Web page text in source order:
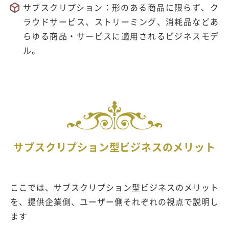
サブスクリプション：形のある商品に限らず、ク
ラウドサービス、ストリーミング、消耗品などあ
らゆる商品・サービスに適用されるビジネスモデ
ル。
サブスクリプション型ビジネスのメリット
ここでは、サブスクリプション型ビジネスのメリット
を、提供企業側、ユーザー側それぞれの視点で説明し
ます